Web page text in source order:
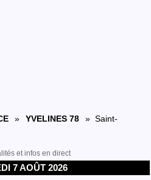
» YVELINES 78
» Saint-
et infos en direct
7 AOÛT 2026